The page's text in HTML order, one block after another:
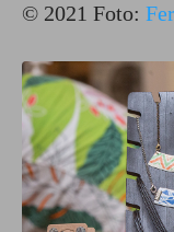
© 2021 Foto: